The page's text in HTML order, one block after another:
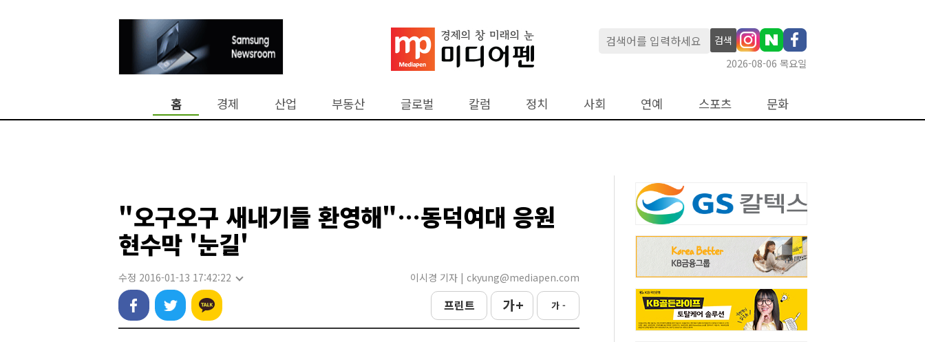
검색
2026-08-06 목요일
홈 경제 산업 부동산 글로벌 칼럼 정치 사회 연예 스포츠 문화
"오구오구 새내기들 환영해"…동덕여대 응원
현수막 '눈길'
수정 2016-01-13 17:42:22 이시경 기자 | ckyung@mediapen.com
프린트 가 + 가 -